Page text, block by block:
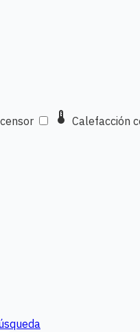
thermostat Calefacción